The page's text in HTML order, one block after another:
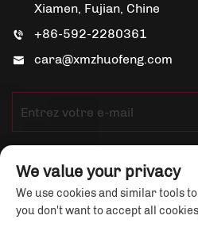
Xiamen, Fujian, Chine
+86-592-2280361
cara@xmzhuofeng.com
We value your privacy
We use cookies and similar tools
you don't want to accept all